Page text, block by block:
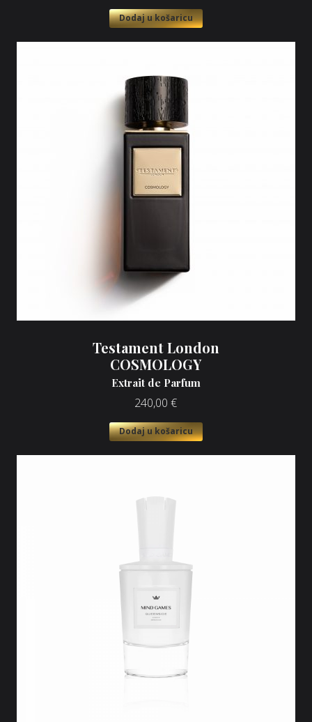
Dodaj u košaricu
Testament London
COSMOLOGY
Extrait de Parfum
240,00 €
Dodaj u košaricu